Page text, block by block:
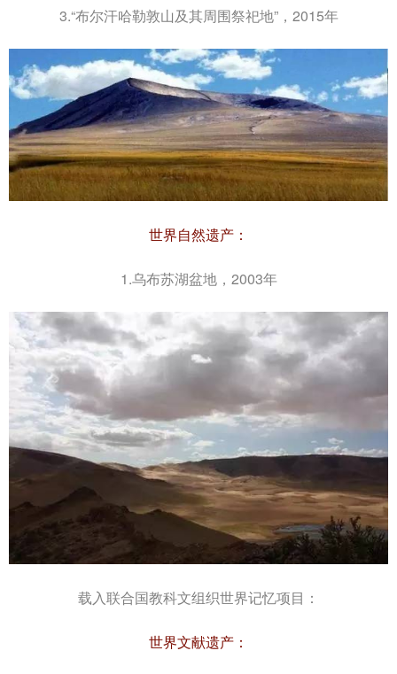
3.“布尔汗哈勒敦山及其周围祭祀地”，2015年
世界自然遗产：
1.乌布苏湖盆地，2003年
载入联合国教科文组织世界记忆项目：
世界文献遗产：